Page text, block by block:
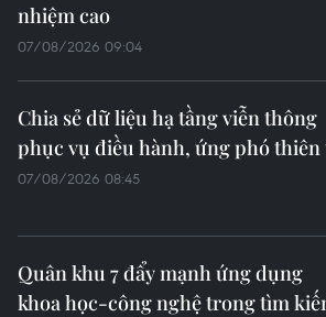
nhiệm cao
07/08/2026 09:04
Chia sẻ dữ liệu hạ tầng viễn thông
phục vụ điều hành, ứng phó thiên
07/08/2026 08:45
Quân khu 7 đẩy mạnh ứng dụng
khoa học-công nghệ trong tìm